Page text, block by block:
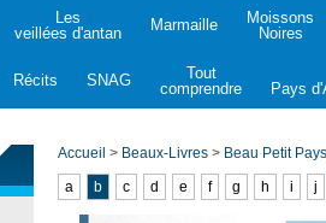
Les
veillées d'antan
Marmaille
Moissons
Noires
Récits SNAG
Tout
comprendre
Pays
Accueil > Beaux-Livres > Beau Petit Pays
a
b c d e f g h i j